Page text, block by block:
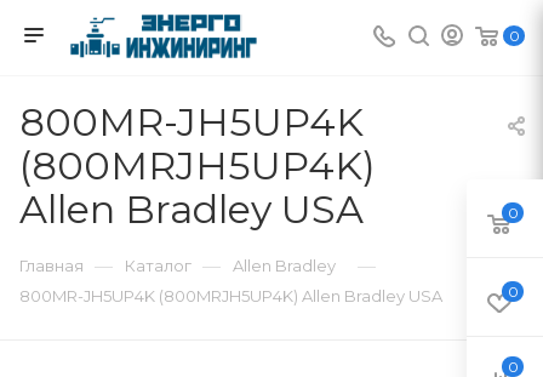
0
800MR-JH5UP4K
(800MRJH5UP4K)
Allen Bradley USA
Главная — Каталог — Allen Bradley —
800MR-JH5UP4K (800MRJH5UP4K) Allen Bradley USA
0
0
0